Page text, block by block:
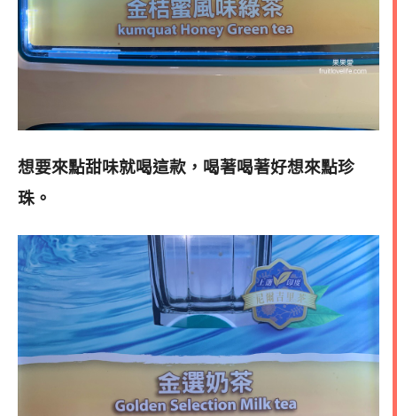
想要來點甜味就喝這款，喝著喝著好想來點珍
珠。